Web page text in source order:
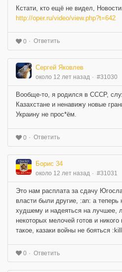
Кстати, кто ещё не видел,
http://oper.ru/video/view.php?t=642
0 Ответить
Сергей Яковлев
около 12 лет назад #31030
Вообще-то, я родился в СССР,
Казахстане и ненавижу новые
Украину не прос*ём.
0 Ответить
Борис 34
около 12 лет назад #31031
Это нам расплата за сдачу
власти были другие, :an: а теперь
худшему и надеяться на лучшее,
некоторых мелочей готов и
такое, казаки войны не бояться
0 Ответить